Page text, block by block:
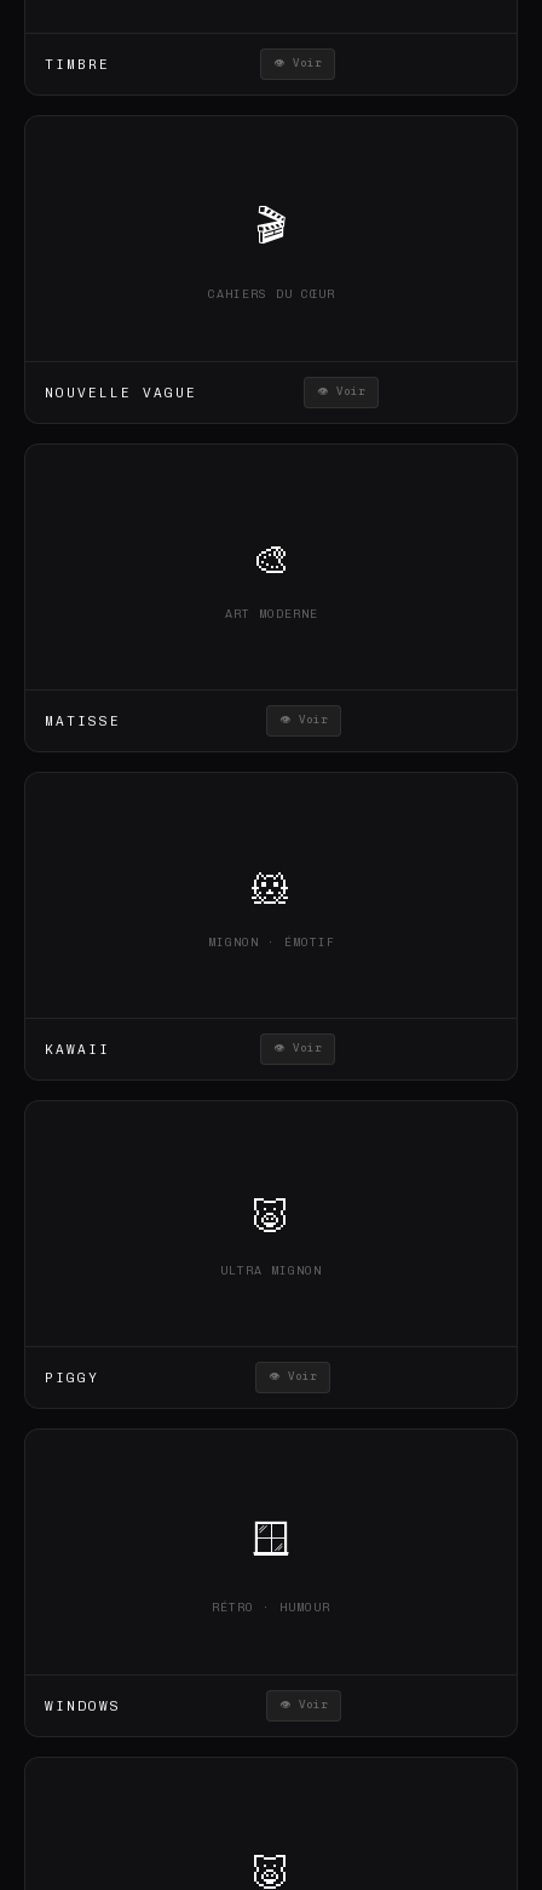
TIMBRE 👁 Voir
🎬
CAHIERS DU CŒUR
NOUVELLE VAGUE 👁 Voir
🎨
ART MODERNE
MATISSE 👁 Voir
🐹
MIGNON · ÉMOTIF
KAWAII 👁 Voir
🐷
ULTRA MIGNON
PIGGY 👁 Voir
🪟
RÉTRO · HUMOUR
WINDOWS 👁 Voir
🐷